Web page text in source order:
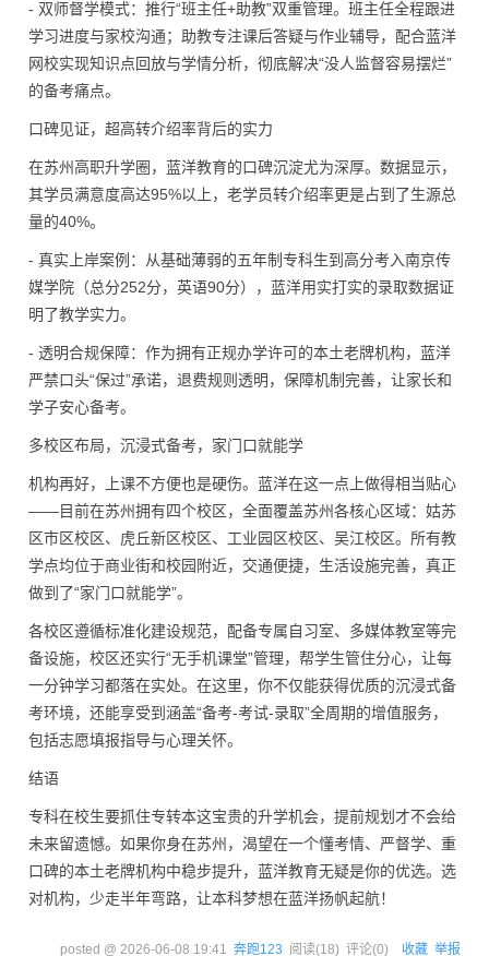
- 双师督学模式：推行“班主任+助教”双重管理。班主任全程跟进
学习进度与家校沟通；助教专注课后答疑与作业辅导，配合蓝洋
网校实现知识点回放与学情分析，彻底解决“没人监督容易摆烂”
的备考痛点。
口碑见证，超高转介绍率背后的实力
在苏州高职升学圈，蓝洋教育的口碑沉淀尤为深厚。数据显示，
其学员满意度高达95%以上，老学员转介绍率更是占到了生源总
量的40%。
- 真实上岸案例：从基础薄弱的五年制专科生到高分考入南京传
媒学院（总分252分，英语90分），蓝洋用实打实的录取数据证
明了教学实力。
- 透明合规保障：作为拥有正规办学许可的本土老牌机构，蓝洋
严禁口头“保过”承诺，退费规则透明，保障机制完善，让家长和
学子安心备考。
多校区布局，沉浸式备考，家门口就能学
机构再好，上课不方便也是硬伤。蓝洋在这一点上做得相当贴心
——目前在苏州拥有四个校区，全面覆盖苏州各核心区域：姑苏
区市区校区、虎丘新区校区、工业园区校区、吴江校区。所有教
学点均位于商业街和校园附近，交通便捷，生活设施完善，真正
做到了“家门口就能学”。
各校区遵循标准化建设规范，配备专属自习室、多媒体教室等完
备设施，校区还实行“无手机课堂”管理，帮学生管住分心，让每
一分钟学习都落在实处。在这里，你不仅能获得优质的沉浸式备
考环境，还能享受到涵盖“备考-考试-录取”全周期的增值服务，
包括志愿填报指导与心理关怀。
结语
专科在校生要抓住专转本这宝贵的升学机会，提前规划才不会给
未来留遗憾。如果你身在苏州，渴望在一个懂考情、严督学、重
口碑的本土老牌机构中稳步提升，蓝洋教育无疑是你的优选。选
对机构，少走半年弯路，让本科梦想在蓝洋扬帆起航！
posted @ 2026-06-08 19:41 奔跑123 阅读(18) 评论(0) 收藏 举报